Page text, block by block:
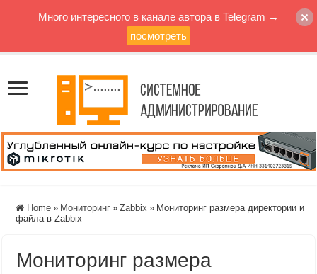
Home » Мониторинг » Zabbix » Мониторинг размера директории и
файла в Zabbix
Мониторинг размера
Много интересного в канале автора в Telegram →
посмотреть